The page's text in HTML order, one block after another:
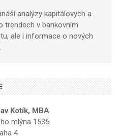
analýzy kapitálových a
trendech v bankovním
ale i informace o nových
Kotík, MBA
mlýna 1535
4